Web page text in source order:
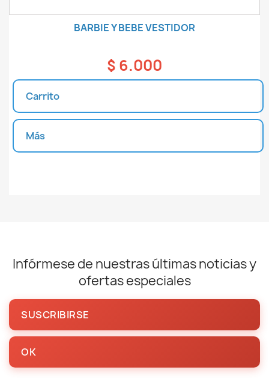
BARBIE Y BEBE VESTIDOR
$ 6.000
Carrito
Más
Infórmese de nuestras últimas noticias y
ofertas especiales